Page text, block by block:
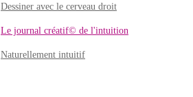
Dessiner avec le cerveau droit
Le journal créatif© de l'intuition
Naturellement intuitif